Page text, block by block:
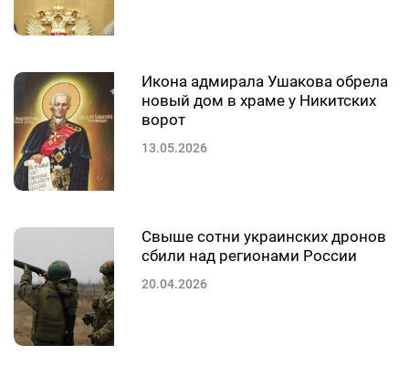
Икона адмирала Ушакова обрела
новый дом в храме у Никитских
ворот
13.05.2026
Свыше сотни украинских дронов
сбили над регионами России
20.04.2026